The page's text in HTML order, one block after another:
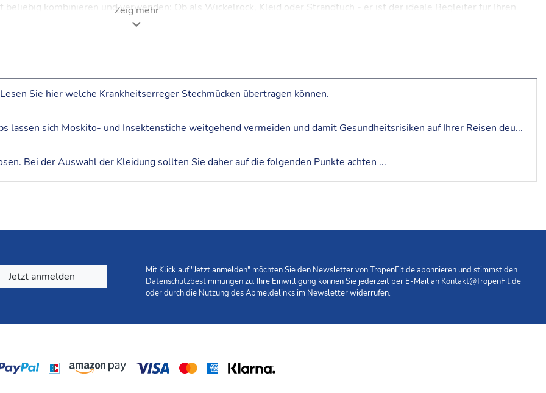
beliebig kombinieren und verwenden: Ob als Wickelrock, Kleid oder Strandtuch - er ist der ideale Begleiter für Ihren
neuen Insect Shield® Imprägnierung hält er wirkungsvoll Mücken und andere lästige Insekten ab. Der Sarong lässt sich
Zeig mehr
Sie hier welche Krankheitserreger Stechmücken übertragen können.
Kein Stich – keine Infektion! Mit ein paar einfachen Tipps lassen sich Moskito- und Insektenstiche weitgehend vermeiden und damit Gesundheitsrisiken auf Ihrer Reisen deutlich reduzieren. Lesen Sie hier alles wichtige zum Mückenschutz!
Bei der Auswahl der Kleidung sollten Sie daher auf die folgenden Punkte achten ...
Jetzt anmelden
Mit Klick auf "Jetzt anmelden" möchten Sie den Newsletter von TropenFit.de abonnieren und stimmst den
Datenschutzbestimmungenzu. Ihre Einwilligung können Sie jederzeit per E-Mail an Kontakt@TropenFit.de
oder durch die Nutzung des Abmeldelinks im Newsletter widerrufen.